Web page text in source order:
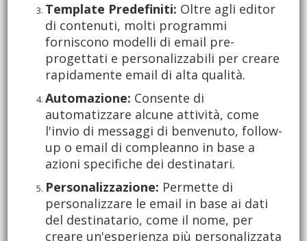
Template Predefiniti: Oltre agli editor
di contenuti, molti programmi
forniscono modelli di email pre-
progettati e personalizzabili per creare
rapidamente email di alta qualità.
Automazione: Consente di
automatizzare alcune attività, come
l'invio di messaggi di benvenuto, follow-
up o email di compleanno in base a
azioni specifiche dei destinatari.
Personalizzazione: Permette di
personalizzare le email in base ai dati
del destinatario, come il nome, per
creare un'esperienza più personalizzata